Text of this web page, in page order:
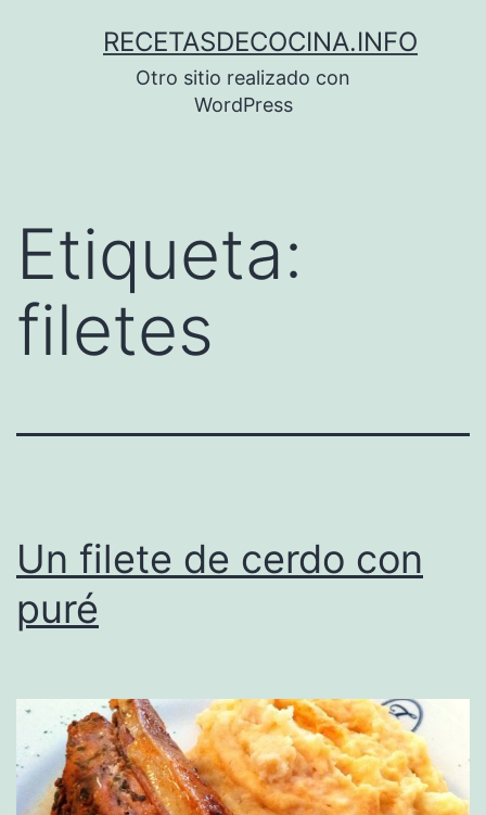
RECETASDECOCINA.INFO
Otro sitio realizado con
WordPress
Etiqueta:
filetes
Un filete de cerdo con
puré